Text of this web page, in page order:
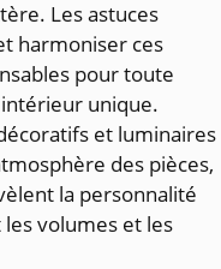
Les astuces
harmoniser ces
pour toute
unique.
et luminaires
des pièces,
la personnalité
volumes et les